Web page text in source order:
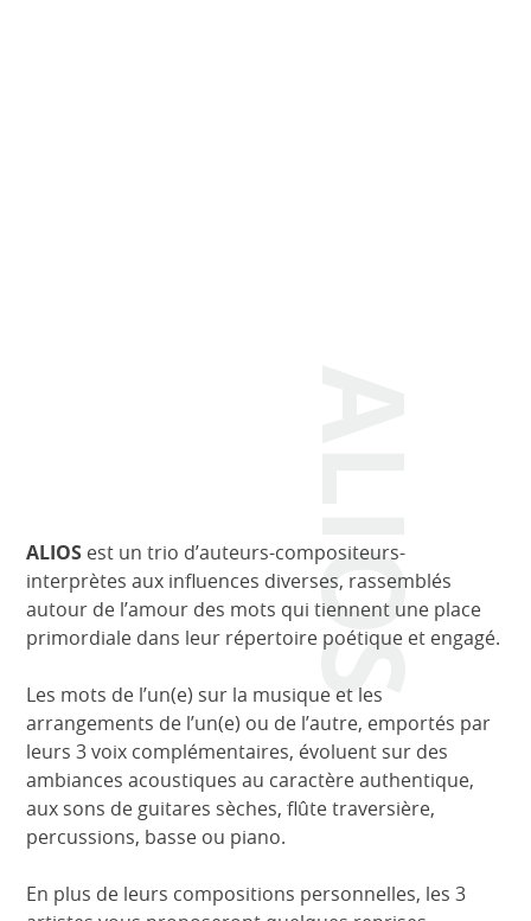
ALIOS
ALIOS est un trio d’auteurs-compositeurs-
interprètes aux influences diverses, rassemblés
autour de l’amour des mots qui tiennent une place
primordiale dans leur répertoire poétique et engagé.
Les mots de l’un(e) sur la musique et les
arrangements de l’un(e) ou de l’autre, emportés par
leurs 3 voix complémentaires, évoluent sur des
ambiances acoustiques au caractère authentique,
aux sons de guitares sèches, flûte traversière,
percussions, basse ou piano.
En plus de leurs compositions personnelles, les 3